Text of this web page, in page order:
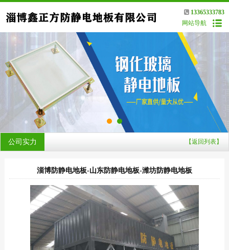
13365333783
网站导航
公司实力 【返回列表】
淄博防静电地板-山东防静电地板-潍坊防静电地板